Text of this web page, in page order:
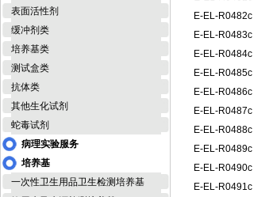
表面活性剂
缓冲剂类
培养基类
测试盒类
抗体类
其他生化试剂
蛇毒试剂
病理实验服务
培养基
一次性卫生用品卫生检测培养基
E-EL-R0482c
E-EL-R0483c
E-EL-R0484c
E-EL-R0485c
E-EL-R0486c
E-EL-R0487c
E-EL-R0488c
E-EL-R0489c
E-EL-R0490c
E-EL-R0491c